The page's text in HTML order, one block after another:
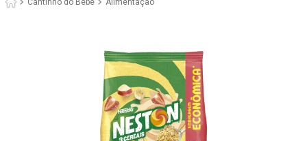
Cantinho do Bebê Alimentação